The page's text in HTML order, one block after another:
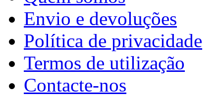
Envio e devoluções
Política de privacidade
Termos de utilização
Contacte-nos